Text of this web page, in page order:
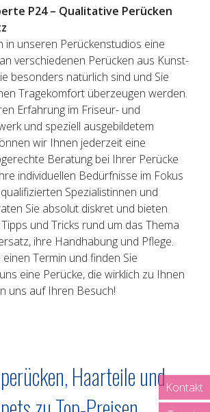
P24 – Qualitative Perücken
in unseren Perückenstudios eine
verschiedenen Perücken aus Kunst-
besonders natürlich sind und Sie
Tragekomfort überzeugen werden.
Erfahrung im Friseur- und
und speziell ausgebildetem
wir Ihnen jederzeit eine
Beratung bei Ihrer Perücke
individuellen Bedürfnisse im Fokus
Spezialistinnen und
Sie absolut diskret und bieten
und Tricks rund um das Thema
ihre Handhabung und Pflege.
Termin und finden Sie
eine Perücke, die wirklich zu Ihnen
uns auf Ihren Besuch!
Haarteile undKontakt